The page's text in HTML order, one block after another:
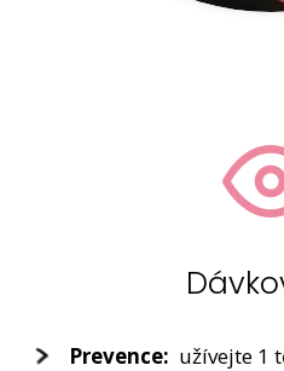
Prevence: užívejte 1